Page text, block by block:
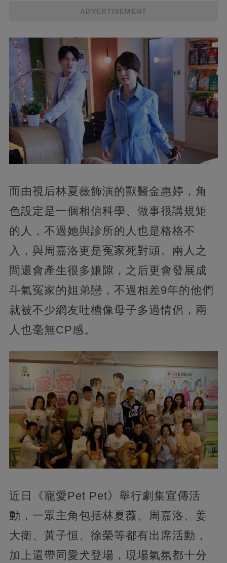
ADVERTISEMENT
而由視后林夏薇飾演的獸醫金惠婷，角
色設定是一個相信科學、做事很講規矩
的人，不過她與診所的人也是格格不
入，與周嘉洛更是冤家死對頭。兩人之
間還會產生很多嫌隙，之后更會發展成
斗氣冤家的姐弟戀，不過相差9年的他們
就被不少網友吐槽像母子多過情侶，兩
人也毫無CP感。
近日《寵愛Pet Pet》舉行劇集宣傳活
動，一眾主角包括林夏薇、周嘉洛、姜
大衛、黃子恒、徐榮等都有出席活動，
加上還帶同愛犬登場，現場氣氛都十分